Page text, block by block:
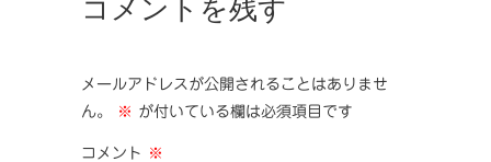
メールアドレスが公開されることはありませ
ん。
※ が付いている欄は必須項目です
コメント ※